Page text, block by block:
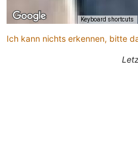
Keyboard shortcuts
Ich kann nichts erkennen, bitte